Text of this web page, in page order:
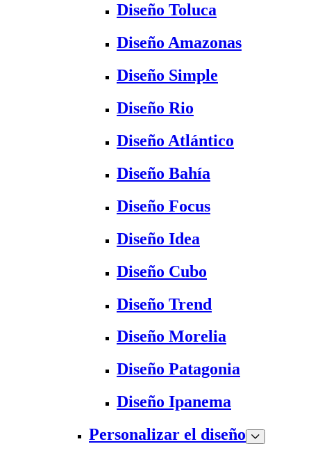
Diseño Toluca
Diseño Amazonas
Diseño Simple
Diseño Rio
Diseño Atlántico
Diseño Bahía
Diseño Focus
Diseño Idea
Diseño Cubo
Diseño Trend
Diseño Morelia
Diseño Patagonia
Diseño Ipanema
Personalizar el diseño